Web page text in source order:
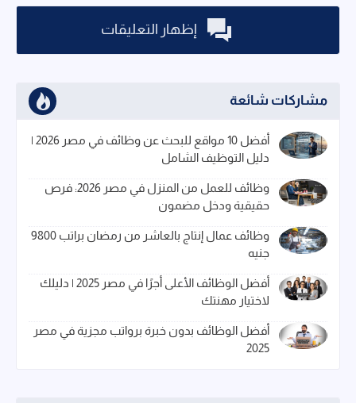
إظهار التعليقات
مشاركات شائعة
أفضل 10 مواقع للبحث عن وظائف في مصر 2026 |
دليل التوظيف الشامل
وظائف للعمل من المنزل في مصر 2026: فرص
حقيقية ودخل مضمون
وظائف عمال إنتاج بالعاشر من رمضان براتب 9800
جنيه
أفضل الوظائف الأعلى أجرًا في مصر 2025 | دليلك
لاختيار مهنتك
أفضل الوظائف بدون خبرة برواتب مجزية في مصر
2025